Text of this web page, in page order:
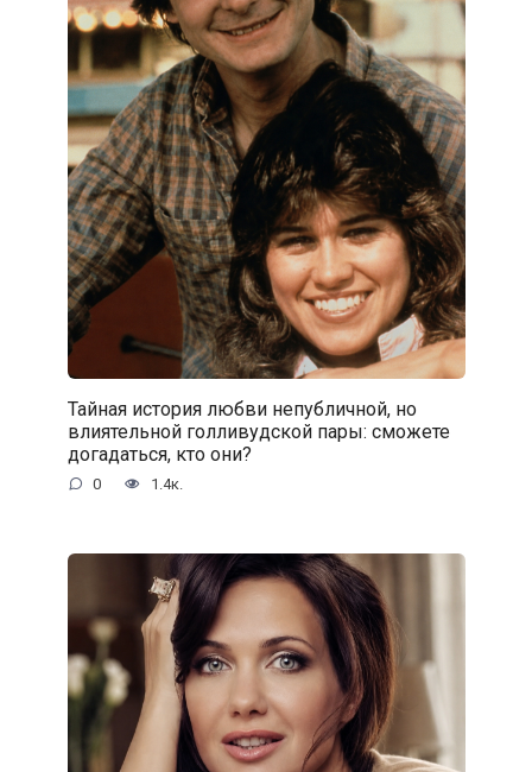
Тайная история любви непубличной, но
влиятельной голливудской пары: сможете
догадаться, кто они?
0 1.4к.